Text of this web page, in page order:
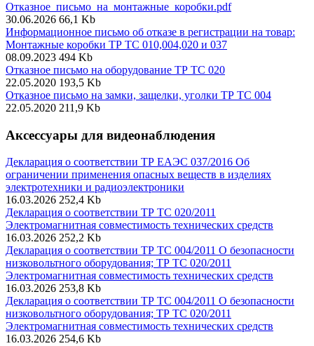
Отказное_письмо_на_монтажные_коробки.pdf
30.06.2026 66,1 Kb
Информационное письмо об отказе в регистрации на товар:
Монтажные коробки ТР ТС 010,004,020 и 037
08.09.2023 494 Kb
Отказное письмо на оборудование ТР ТС 020
22.05.2020 193,5 Kb
Отказное письмо на замки, защелки, уголки ТР ТС 004
22.05.2020 211,9 Kb
Аксессуары для видеонаблюдения
Декларация о соответствии ТР ЕАЭС 037/2016 Об
ограничении применения опасных веществ в изделиях
электротехники и радиоэлектроники
16.03.2026 252,4 Kb
Декларация о соответствии ТР ТС 020/2011
Электромагнитная совместимость технических средств
16.03.2026 252,2 Kb
Декларация о соответствии ТР ТС 004/2011 О безопасности
низковольтного оборудования; ТР ТС 020/2011
Электромагнитная совместимость технических средств
16.03.2026 253,8 Kb
Декларация о соответствии ТР ТС 004/2011 О безопасности
низковольтного оборудования; ТР ТС 020/2011
Электромагнитная совместимость технических средств
16.03.2026 254,6 Kb